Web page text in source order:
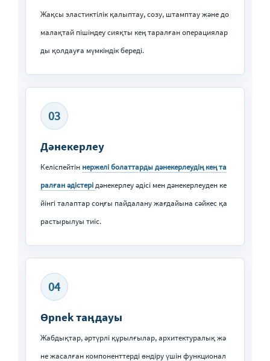
Жақсы эластиктілік қалыптау, созу, штамптау және до
малақтай пішіндеу сияқты кең таралған операциялар
ды қолдауға мүмкіндік береді.
03
Дәнекерлеу
Келіспейтін нержелі болаттарды дәнекерлеудің кең та
ралған әдістерідәнекерлеу әдісі мен дәнекерлеуден ке
йінгі талаптар соңғы пайдалану жағдайына сәйкес қа
растырылуы тиіс.
04
Өрnek таңдауы
Жабдықтар, әртүрлі құрылғылар, архитектуралық жә
не жасалған компоненттерді өндіру үшін функционал